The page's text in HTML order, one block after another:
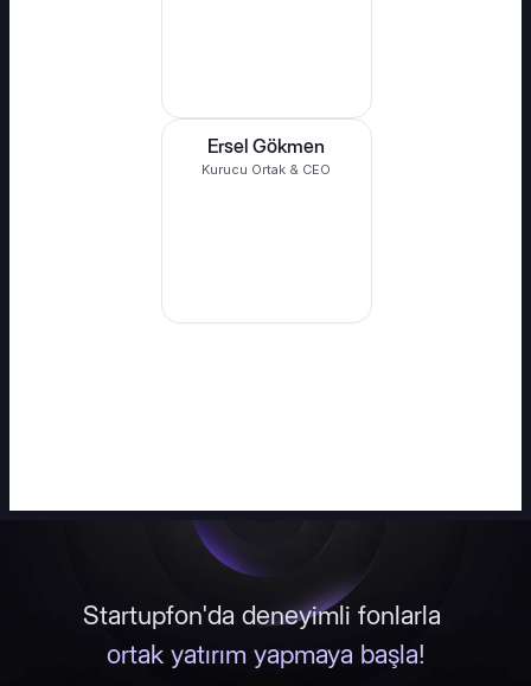
Ersel Gökmen
Kurucu Ortak & CEO
Startupfon'da deneyimli fonlarla
ortak yatırım yapmaya başla!